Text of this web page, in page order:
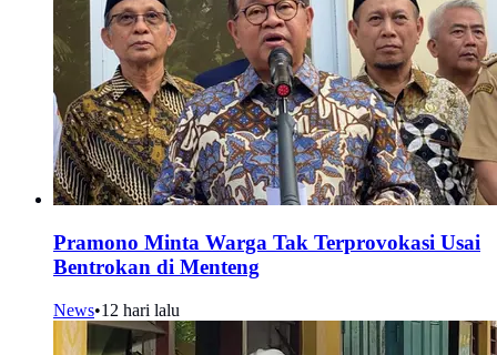
Pramono Minta Warga Tak Terprovokasi Usai
Bentrokan di Menteng
News•12 hari lalu